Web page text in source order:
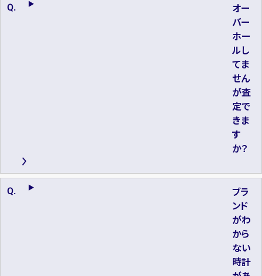
オー
バー
ホー
ルし
てま
せん
が査
定で
きま
す
か？
ブラ
ンド
がわ
から
ない
時計